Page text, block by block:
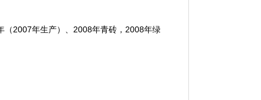
（2007年生产）、 2008年青砖， 2008年绿